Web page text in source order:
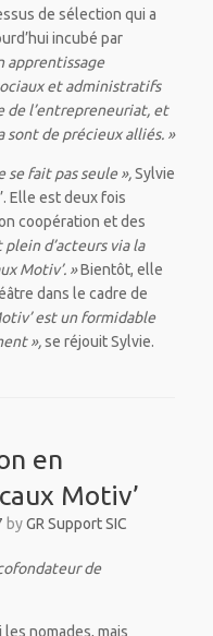
de sélection qui a
incubé par
apprentissage
et administratifs
de l’entrepreneuriat, et
sont de précieux alliés. »
se fait pas seule »,Sylvie
Elle est deux fois
coopération et des
plein d’acteurs via la
Motiv’. »Bientôt, elle
dans le cadre de
est un formidable
»,se réjouit Sylvie.
en
Motiv’
byGR Support SIC
de
nomades, mais